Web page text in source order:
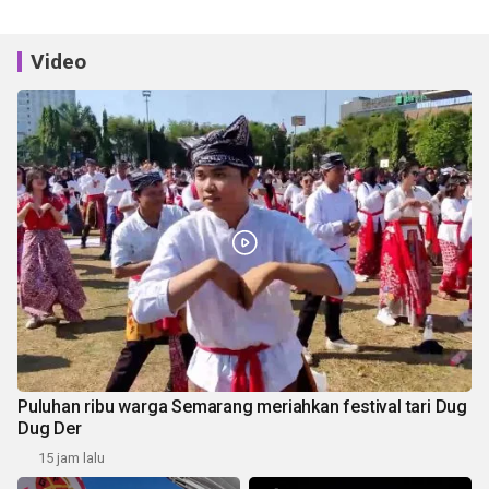
Video
Puluhan ribu warga Semarang meriahkan festival tari Dug
Dug Der
15 jam lalu